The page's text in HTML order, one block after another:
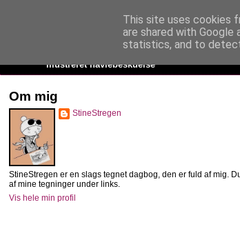
StineStregen
Illustreret navlebeskuelse
Om mig
StineStregen
StineStregen er en slags tegnet dagbog, den er fuld af mig.
af mine tegninger under links.
Vis hele min profil
This site uses cookies
are shared with
statistics, and to